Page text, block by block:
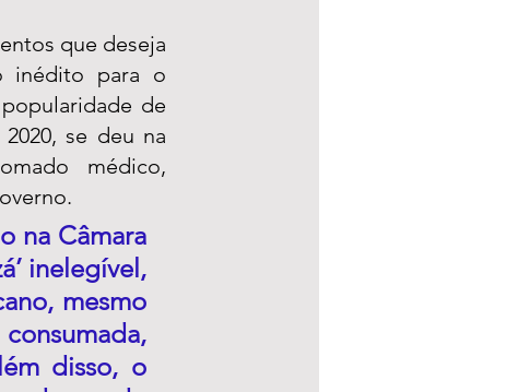
que deseja
inédito para o
de
se deu na
médico,
na Câmara
inelegível,
mesmo
disso, o